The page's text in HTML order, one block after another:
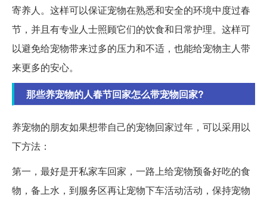
寄养人。这样可以保证宠物在熟悉和安全的环境中度过春
节，并且有专业人士照顾它们的饮食和日常护理。这样可
以避免给宠物带来过多的压力和不适，也能给宠物主人带
来更多的安心。
那些养宠物的人春节回家怎么带宠物回家?
养宠物的朋友如果想带自己的宠物回家过年，可以采用以
下方法：
第一，最好是开私家车回家，一路上给宠物预备好吃的食
物，备上水，到服务区再让宠物下车活动活动，保持宠物